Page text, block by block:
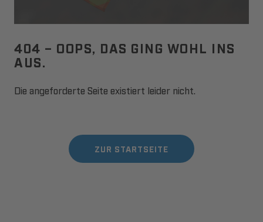
404 – OOPS, DAS GING WOHL INS
AUS.
Die angeforderte Seite existiert leider nicht.
ZUR STARTSEITE